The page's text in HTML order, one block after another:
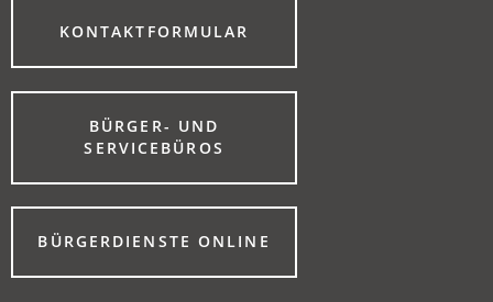
KONTAKTFORMULAR
(ÖFFNET
NEUEN
BÜRGER- UND
SERVICEBÜROS
(ÖFFNET
EINEM
NEUEN
TAB)BÜRGERDIENSTE ONLINE
(ÖFFNET
EINEM